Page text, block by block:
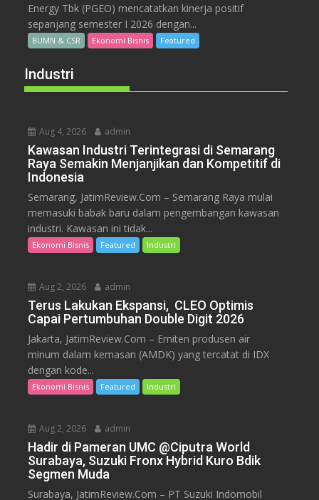
Energy Tbk (PGEO) mencatatkan kinerja positif
sepanjang semester I 2026 dengan...
BUMN & CSR Ekonomi Bisnis Featured
Industri
Aug 4, 2026 admin
Kawasan Industri Terintegrasi di Semarang
Raya Semakin Menjanjikan dan Kompetitif di
Indonesia
Semarang, JatimReview.Com – Semarang Raya mulai
memasuki babak baru dalam pengembangan kawasan
industri. Kawasan ini tidak...
Ekonomi Bisnis Featured Industri
Aug 2, 2026 admin
Terus Lakukan Ekspansi, CLEO Optimis
Capai Pertumbuhan Double Digit 2026
Jakarta, JatimReview.Com – Emiten produsen air
minum dalam kemasan (AMDK) yang tercatat di IDX
dengan kode...
Ekonomi Bisnis Featured Industri
Aug 2, 2026 admin
Hadir di Pameran UMC @Ciputra World
Surabaya, Suzuki Fronx Hybrid Kuro Bdik
Segmen Muda
Surabaya, JatimReview.Com – PT Suzuki Indomobil